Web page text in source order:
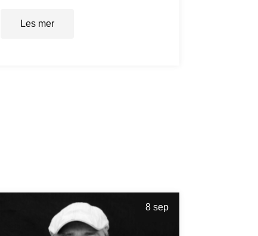
Les mer
8 sep